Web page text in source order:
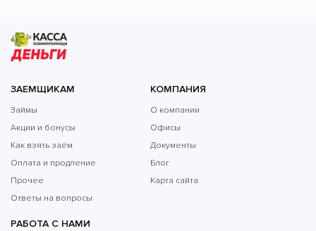
ЗАЕМЩИКАМ
Займы
Акции и бонусы
Как взять заём
Оплата и продление
Прочее
Ответы на вопросы
КОМПАНИЯ
О компании
Офисы
Документы
Блог
Карта сайта
РАБОТА С НАМИ